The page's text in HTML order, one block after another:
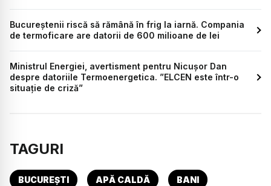
Bucureștenii riscă să rămână în frig la iarnă. Compania
de termoficare are datorii de 600 milioane de lei
Ministrul Energiei, avertisment pentru Nicușor Dan
despre datoriile Termoenergetica. ”ELCEN este într-o
situaţie de criză”
TAGURI
BUCUREȘTI APĂ CALDĂ BANI